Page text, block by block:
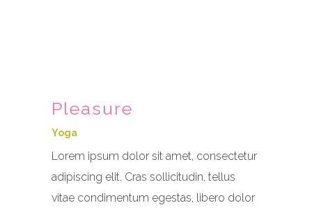
Pleasure
Yoga
Lorem ipsum dolor sit amet, consectetur
adipiscing elit. Cras sollicitudin, tellus
vitae condimentum egestas, libero dolor